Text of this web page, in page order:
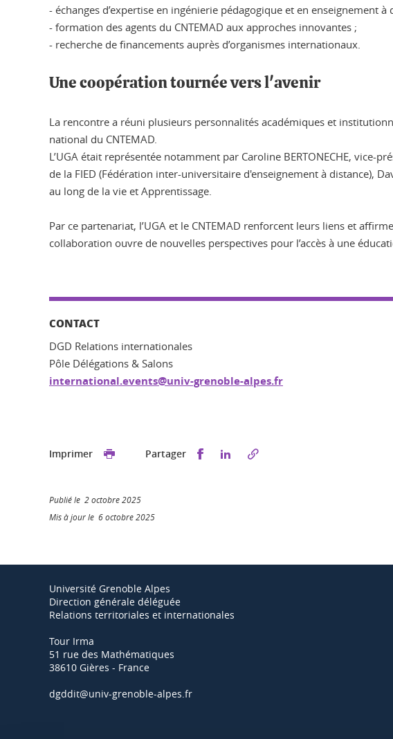
- échanges d’expertise en ingénierie pédagogique et en enseignement à
- formation des agents du CNTEMAD aux approches innovantes ;
- recherche de financements auprès d’organismes internationaux.
Une coopération tournée vers l'avenir
La rencontre a réuni plusieurs personnalités académiques et
national du CNTEMAD.
L’UGA était représentée notamment par Caroline BERTONECHE,
de la FIED (Fédération inter-universitaire d'enseignement à distance),
au long de la vie et Apprentissage.
Par ce partenariat, l’UGA et le CNTEMAD renforcent leurs liens et
collaboration ouvre de nouvelles perspectives pour l’accès à une
CONTACT
DGD Relations internationales
Pôle Délégations & Salons
international.events@univ-grenoble-alpes.fr
Imprimer Partager Partager sur Facebook
Partager sur LinkedIn
Publié le 2 octobre 2025
Mis à jour le 6 octobre 2025
Université Grenoble Alpes
Direction générale déléguée
Relations territoriales et internationales
Tour Irma
51 rue des Mathématiques
38610 Gières - France
dgddit@univ-grenoble-alpes.fr